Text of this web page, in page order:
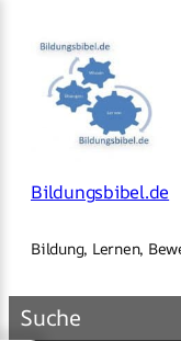
Inhalt
springen
Bildungsbibel.de
Bildung, Lernen,
Suche